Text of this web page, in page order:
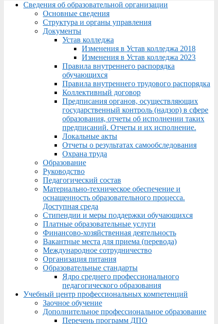
Menu
Сведения об образовательной организации
Основные сведения
Структура и органы управления
Документы
Устав колледжа
Изменения в Устав колледжа 2018
Изменения в Устав колледжа 2023
Правила внутреннего распорядка
обучающихся
Правила внутреннего трудового распорядка
Коллективный договор
Предписания органов, осуществляющих
государственный контроль (надзор) в сфере
образования, отчеты об исполнении таких
предписаний. Отчеты и их исполнение.
Локальные акты
Отчеты о результатах самообследования
Охрана труда
Образование
Руководство
Педагогический состав
Материально-техническое обеспечение и
оснащенность образовательного процесса.
Доступная среда
Стипендии и меры поддержки обучающихся
Платные образовательные услуги
Финансово-хозяйственная деятельность
Вакантные места для приема (перевода)
Международное сотрудничество
Организация питания
Образовательные стандарты
Ядро среднего профессионального
педагогического образования
Учебный центр профессиональных компетенций
Заочное обучение
Дополнительное профессиональное образование
Перечень программ ДПО